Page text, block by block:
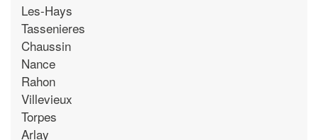
Les-Hays
Tassenieres
Chaussin
Nance
Rahon
Villevieux
Torpes
Arlay